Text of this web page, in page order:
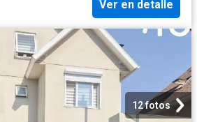
Ver en detalle
12 fotos